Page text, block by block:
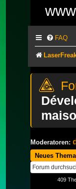
FAQ
Moderatoren:
Neues Thema
409